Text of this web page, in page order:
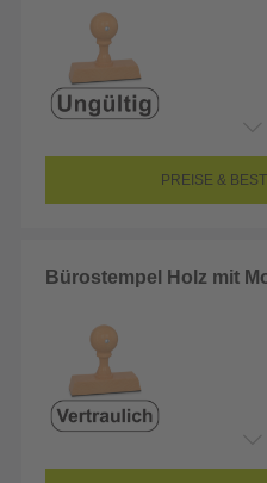
PREISE &
Bürostempel Holz mit